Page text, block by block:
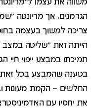
משווה את עצמו
הגרמנים, אך מריונטה
צריכה למשוך בעצמה
הייתה זאת "שליטה
תמיכתו במבצע ייפוי חיי
בטענה שהמבצע בכל
החלשים – הקמת מעונות
את יחסיו עם